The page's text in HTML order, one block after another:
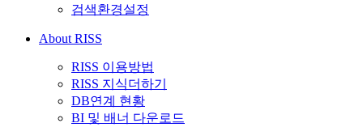
검색환경설정
About RISS
RISS 이용방법
RISS 지식더하기
DB연계 현황
BI 및 배너 다운로드